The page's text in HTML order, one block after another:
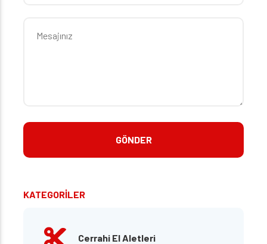
KATEGORİLER
Cerrahi El Aletleri